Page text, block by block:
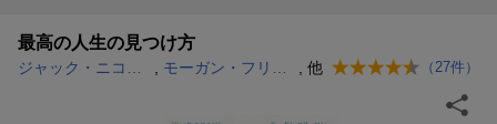
最高の人生の見つけ方
, 他 （ 27件）